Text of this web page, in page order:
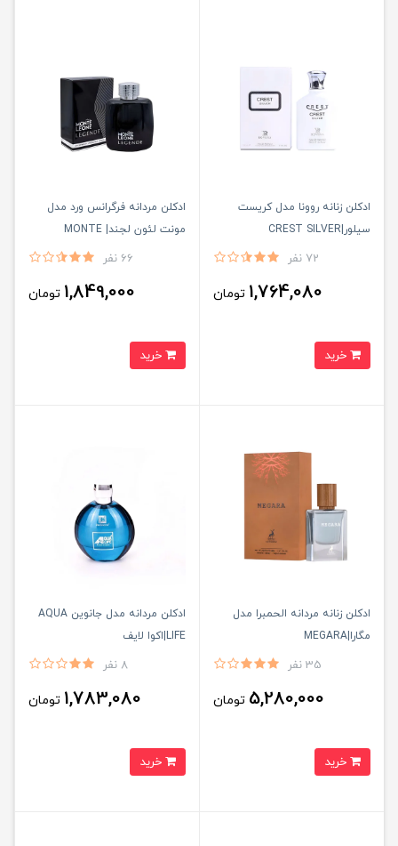
ادكلن زنانه روونا مدل كريست
سيلور|CREST SILVER
72 نفر
1,764,080 تومان
ادكلن مردانه فرگرانس ورد مدل
مونت لئون لجند| MONTE
LEONE LEGENDE
66 نفر
1,849,000 تومان
ادكلن زنانه مردانه الحمبرا مدل
مگارا|MEGARA
35 نفر
5,280,000 تومان
ادكلن مردانه مدل جانوين AQUA
LIFE|اكوا لايف
8 نفر
1,783,080 تومان